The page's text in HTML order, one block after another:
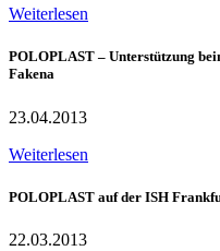
Weiterlesen
POLOPLAST – Unterstützung
Fakena
23.04.2013
Weiterlesen
POLOPLAST auf der ISH
22.03.2013